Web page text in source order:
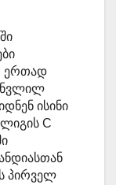
ერთად
ისინი
C
პირველ